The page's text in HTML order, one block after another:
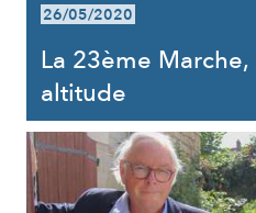
26/05/2020
La 23ème
altitude